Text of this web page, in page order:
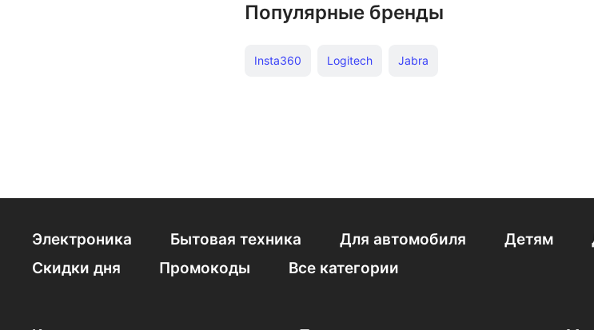
Популярные бренды
Insta360 Logitech Jabra
Электроника Бытовая техника Для автомобиля Детям
Скидки дня
Промокоды Все категории